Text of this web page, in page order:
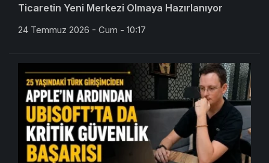
Ticaretin Yeni Merkezi Olmaya Hazırlanıyor
24 Temmuz 2026 - Cum - 10:17